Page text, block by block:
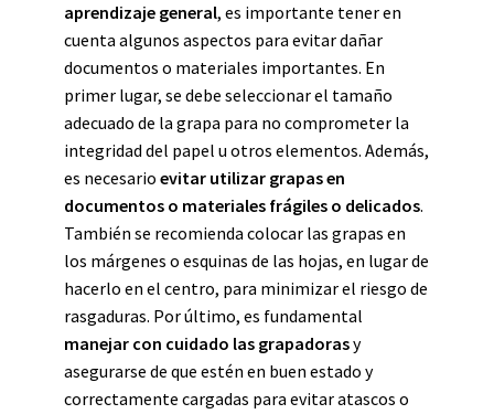
aprendizaje general, es importante tener en
cuenta algunos aspectos para evitar dañar
documentos o materiales importantes. En
primer lugar, se debe seleccionar el tamaño
adecuado de la grapa para no comprometer la
integridad del papel u otros elementos. Además,
es necesario evitar utilizar grapas en
documentos o materiales frágiles o delicados.
También se recomienda colocar las grapas en
los márgenes o esquinas de las hojas, en lugar de
hacerlo en el centro, para minimizar el riesgo de
rasgaduras. Por último, es fundamental
manejar con cuidado las grapadorasy
asegurarse de que estén en buen estado y
correctamente cargadas para evitar atascos o